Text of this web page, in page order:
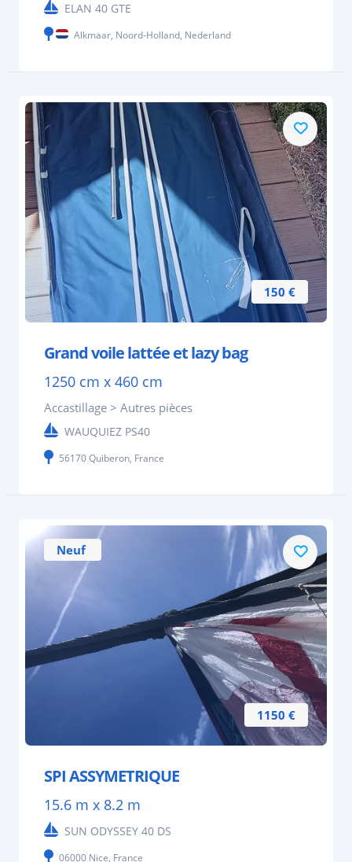
ELAN 40 GTE
Alkmaar, Noord-Holland, Nederland
150 €
Grand voile lattée et lazy bag
1250 cm x 460 cm
Accastillage > Autres pièces
WAUQUIEZ PS40
56170 Quiberon, France
1150 €
Neuf
SPI ASSYMETRIQUE
15.6 m x 8.2 m
SUN ODYSSEY 40 DS
06000 Nice, France